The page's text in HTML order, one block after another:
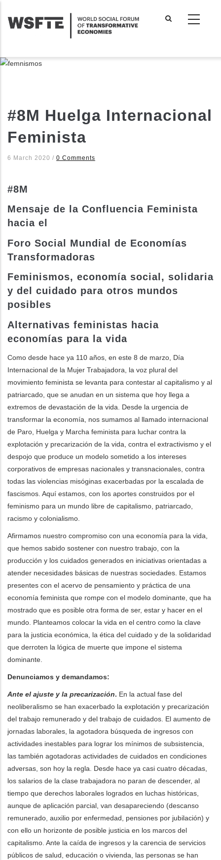
main
actions
#8M Huelga Internacional
Feminista
6 March 2020 / 0 Comments
#8M
Mensaje de la Confluencia Feminista
hacia el
Foro Social Mundial de Economías
Transformadoras
Feminismos, economía social, solidaria
y del cuidado para otros mundos
posibles
Alternativas feministas hacia
economías para la vida
Como desde hace ya 110 años, en este 8 de marzo, Día
Internacional de la Mujer Trabajadora, la voz plural del
movimiento feminista se levanta para contestar al capitalismo y al
patriarcado, que se anudan en un sistema que hoy llega a
extremos de devastación de la vida. Desde la urgencia de
transformar la economía, nos sumamos al llamado internacional
de Paro, Huelga y Marcha feminista para luchar contra la
explotación y precarización de la vida, contra el extractivismo y el
despojo que produce un modelo sometido a los intereses
corporativos de empresas nacionales y transnacionales, contra
todas las violencias misóginas exacerbadas por la escalada de
fascismos. Aquí estamos, con los aportes construidos por el
feminismo para un mundo libre de capitalismo, patriarcado,
racismo y colonialismo.
Afirmamos nuestro compromiso con una economía para la vida,
que hemos sabido sostener con nuestro trabajo, con la
producción y los cuidados generados en iniciativas orientadas a
atender necesidades básicas de nuestras sociedades. Estamos
presentes con el acervo de pensamiento y práctica de una
economía feminista que rompe con el modelo dominante, que ha
mostrado que es posible otra forma de ser, estar y hacer en el
mundo. Planteamos colocar la vida en el centro como la clave
para la justicia económica, la ética del cuidado y de la solidaridad
que derroten la lógica de muerte que impone el sistema
dominante.
Denunciamos y demandamos:
Ante el ajuste y la precarización. En la actual fase del
neoliberalismo se han exacerbado la explotación y precarización
del trabajo remunerado y del trabajo de cuidados. El aumento de
jornadas laborales, la agotadora búsqueda de ingresos con
actividades inestables para lograr los mínimos de subsistencia,
las también agotadoras actividades de cuidados en condiciones
adversas, son hoy la regla. Desde hace ya casi cuatro décadas,
los salarios de la clase trabajadora no paran de descender, al
tiempo que derechos laborales logrados en luchas históricas,
aunque de aplicación parcial, van desapareciendo (descanso
remunerado, auxilio por enfermedad, pensiones por jubilación) y
con ello un horizonte de posible justicia en los marcos del
capitalismo. Ante la caída de ingresos y la carencia de servicios
públicos de salud, educación o vivienda, las personas se han